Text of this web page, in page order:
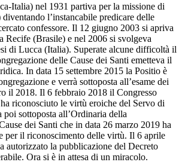
Italia) nel 1931 partiva per la missione di
l’instancabile predicare delle
confessore. Il 12 giugno 2003 si apriva
Recife (Brasile) e nel 2006 si svolgeva
di Lucca (Italia). Superate alcune difficoltà il
delle Cause dei Santi emetteva il
In data 15 settembre 2015 la Positio è
e verrà sottoposta all’esame dei
il 2018. Il 6 febbraio 2018 il Congresso
riconosciuto le virtù eroiche del Servo di
sottoposta all’Ordinaria della
dei Santi che in data 26 marzo 2019 ha
per il riconoscimento delle virtù. Il 6 aprile
autorizzato la pubblicazione del Decreto
Ora si è in attesa di un miracolo.